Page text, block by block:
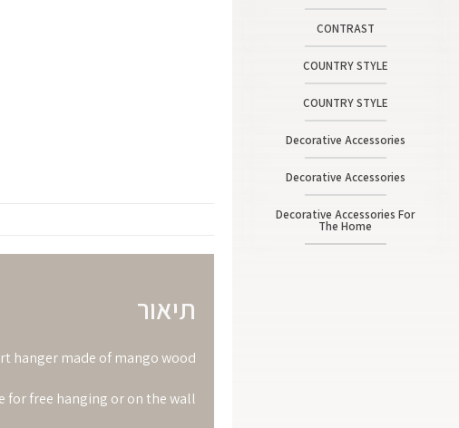
CONTRAST
COUNTRY STYLE
COUNTRY STYLE
Decorative Accessories
Decorative Accessories
Decorative Accessories For
The Home
תיאור
hanger made of mango wood
for free hanging or on the wall